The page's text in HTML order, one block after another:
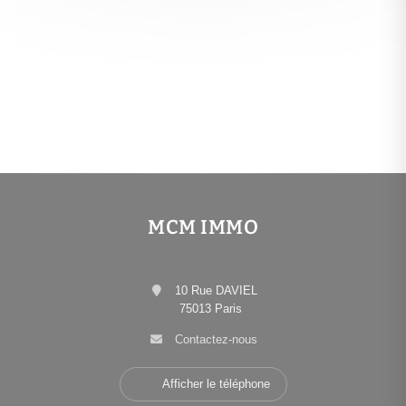
MCM IMMO
10 Rue DAVIEL
75013 Paris
Contactez-nous
Afficher le téléphone